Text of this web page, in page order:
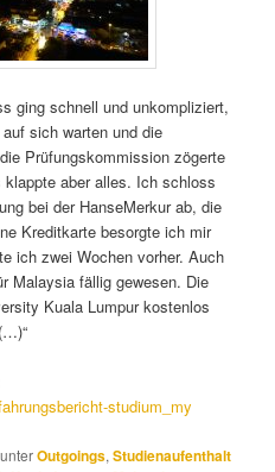
ging schnell und unkompliziert,
sich warten und die
Prüfungskommission zögerte
aber alles. Ich schloss
bei der HanseMerkur ab, die
Kreditkarte besorgte ich mir
ich zwei Wochen vorher. Auch
Malaysia fällig gewesen. Die
Kuala Lumpur kostenlos
studium_my
unterOutgoings,Studienaufenthalt